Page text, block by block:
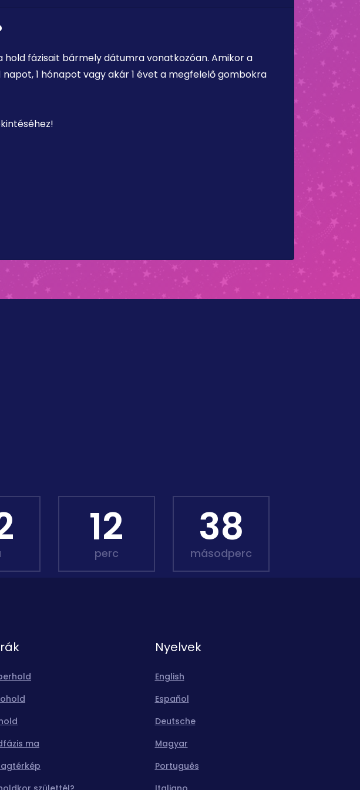
fázisait bármely dátumra vonatkozóan. Amikor a
1 hónapot vagy akár 1 évet a megfelelő gombokra
12
perc
36
másodperc
ma
Nyelvek
English
Español
Deutsche
Magyar
Português